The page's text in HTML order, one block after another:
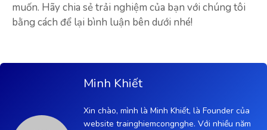
muốn. Hãy chia sẻ trải nghiệm của bạn với chúng tôi
bằng cách để lại bình luận bên dưới nhé!
Minh Khiết
Xin chào, mình là Minh Khiết, là Founder của
website trainghiemcongnghe. Với nhiều năm